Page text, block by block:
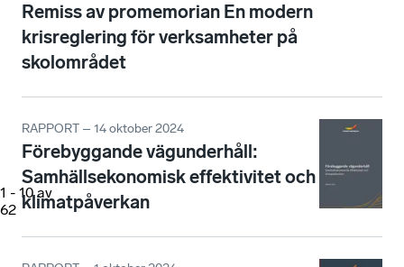
1 - 10 av
62
Remiss av promemorian En modern
krisreglering för verksamheter på
skolområdet
RAPPORT – 14 oktober 2024
Förebyggande vägunderhåll:
Samhällsekonomisk effektivitet och
klimatpåverkan